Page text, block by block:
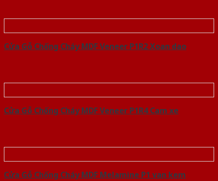
Cửa Gỗ Chống Cháy MDF Veneer P1R2 Xoan dao
Cửa Gỗ Chống Cháy MDF Veneer P1R4 Cam xe
Cửa Gỗ Chống Cháy MDF Melamine P1 van kem